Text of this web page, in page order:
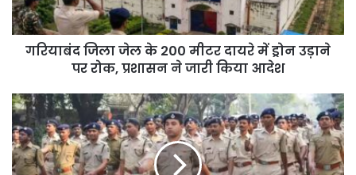
में
ड्रोन
उड़ाने
प्रशासन
ने
जारी
किया
आदेश
गरियाबंद जिला जेल के 200 मीटर दायरे में ड्रोन उड़ाने
पर रोक, प्रशासन ने जारी किया आदेश
यूपी
पुलिस
कांस्टेबल
भर्ती:
32,679